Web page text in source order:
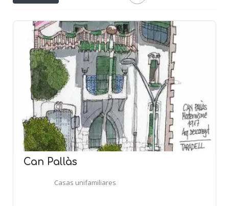
Can Pallàs
Casas unifamiliares